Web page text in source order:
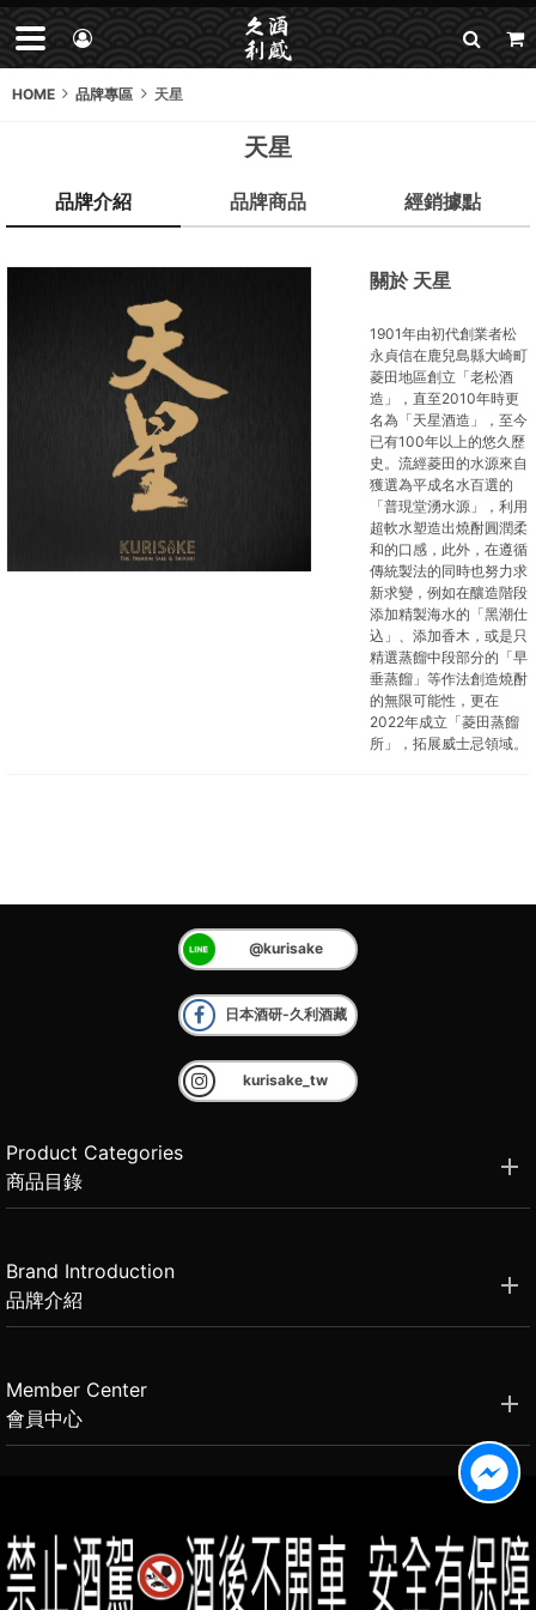
HOME 品牌專區 天星
天星
品牌介紹 品牌商品 經銷據點
關於 天星
1901年由初代創業者松
永貞信在鹿兒島縣大崎町
菱田地區創立「老松酒
造」，直至2010年時更
名為「天星酒造」，至今
已有100年以上的悠久歷
史。流經菱田的水源來自
獲選為平成名水百選的
「普現堂湧水源」，利用
超軟水塑造出燒酎圓潤柔
和的口感，此外，在遵循
傳統製法的同時也努力求
新求變，例如在釀造階段
添加精製海水的「黑潮仕
込」、添加香木，或是只
精選蒸餾中段部分的「早
垂蒸餾」等作法創造燒酎
的無限可能性，更在
2022年成立「菱田蒸餾
所」，拓展威士忌領域。
@kurisake
日本酒研-久利酒藏
kurisake_tw
Product Categories
商品目錄
Brand Introduction
品牌介紹
Member Center
會員中心